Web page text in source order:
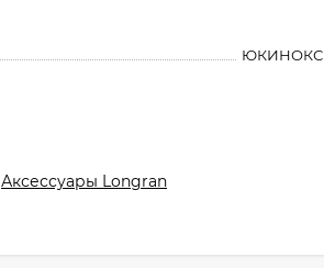
ЮКИНОКС
Аксессуары Longran